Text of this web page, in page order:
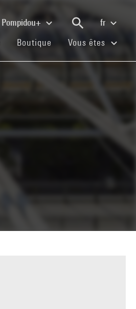
Pompidou+
fr
(current)
Boutique (current)
Vous êtes